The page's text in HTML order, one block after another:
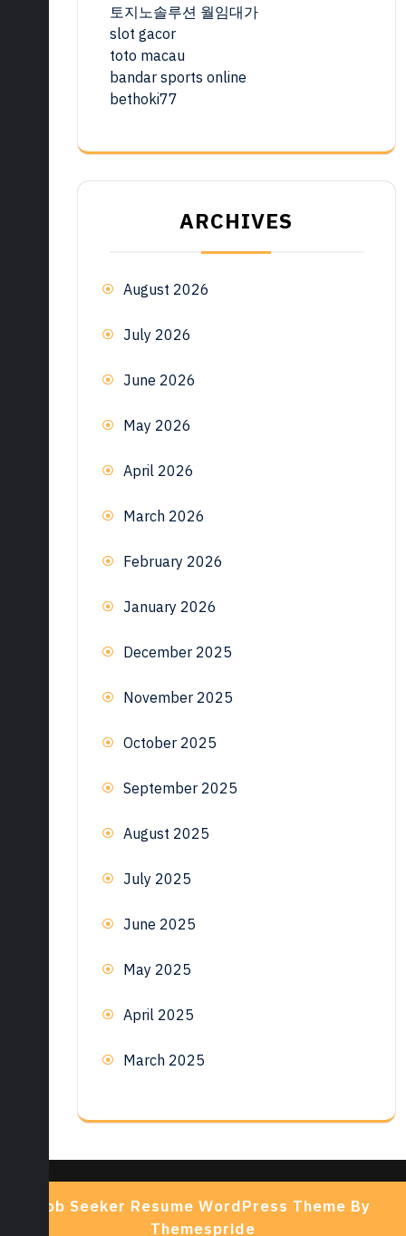
토지노솔루션 월임대가
slot gacor
toto macau
bandar sports online
bethoki77
ARCHIVES
August 2026
July 2026
June 2026
May 2026
April 2026
March 2026
February 2026
January 2026
December 2025
November 2025
October 2025
September 2025
August 2025
July 2025
June 2025
May 2025
April 2025
March 2025
Job Seeker Resume WordPress Theme By
Themespride